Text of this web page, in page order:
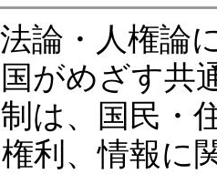
論・人権論
がめざす共
制は、国民・
利、情報に